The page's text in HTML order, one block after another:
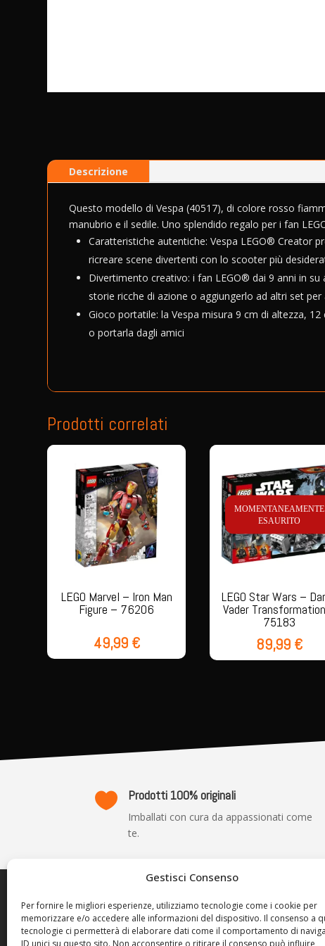
Gestisci Consenso
Per fornire le migliori esperienze, utilizziamo tecnologie come i cookie per
memorizzare e/o accedere alle informazioni del dispositivo. Il consenso a
tecnologie ci permetterà di elaborare dati come il comportamento di
ID unici su questo sito. Non acconsentire o ritirare il consenso può influire
Descrizione
Questo modello di Vespa (40517), di colore rosso
manubrio e il sedile. Uno splendido regalo per i fan
Caratteristiche autentiche: Vespa LEGO® Creator
ricreare scene divertenti con lo scooter più
Divertimento creativo: i fan LEGO® dai 9 anni in
storie ricche di azione o aggiungerlo ad altri set
Gioco portatile: la Vespa misura 9 cm di altezza,
o portarla dagli amici
Prodotti correlati
LEGO Marvel – Iron Man
Figure – 76206
49,99 €
MOMENTANEAMENTE
ESAURITO
LEGO Star Wars –
Vader
75183
89,99 €
 Prodotti 100% originali
Imballati con cura da appassionati come
te.
Privacy